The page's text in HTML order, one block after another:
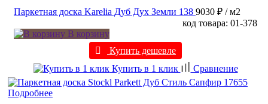
Паркетная доска Karelia Дуб Дух Земли 138 9030 ₽ / м2
код товара: 01-378
В корзину
Купить дешевле
Купить в 1 клик
Сравнение
Подробнее